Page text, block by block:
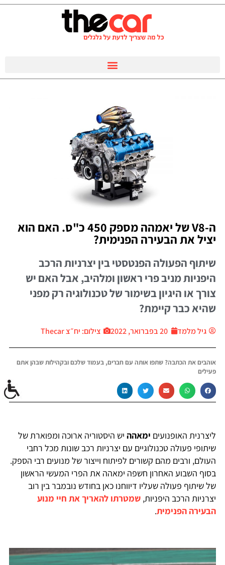
ה-V8 של יאמהה מספק 450 כ"ס. האם הוא
יציל את הבעירה הפנימית?
שיתוף הפעולה הפנטסטי בין יצרניות הרכב
היפניות מניב פרי ראשון ומלהיב, אבל האם יש
צורך או היגיון בשימור של טכנולוגיה רק מפני
שהיא כבר קיימת?
גיל מלמד 20 בפברואר, 2022 צילום: יח״צ Thecar
אוהבים את הכתבה? שתפו אותה עם חברים, בעמוד שלכם ובקהילות שבהן אתם
פעילים
ליצרנית האופנועים ימאהה יש היסטוריה ארוכה ומפוארת של
שיתופי פעולה טכנולוגיים עם יצרניות רכב שונות מכל רחבי
העולם, ורבים מהם קשורים לפיתוח וייצור של מנועים רבי הספק.
בסוף השבוע האחרון חשפה ימאהה את הפרי המעשי הראשון
של שיתוף פעולה שעליו דיווחנו כאן בחודש נובמבר בין רוב
יצרניות הרכב היפניות, שמטרתו להאריך את חיי מנוע
הבעירה הפנימית.